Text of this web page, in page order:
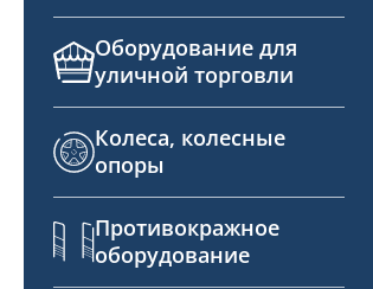
Оборудование для
уличной торговли
Колеса, колесные
опоры
Противокражное
оборудование